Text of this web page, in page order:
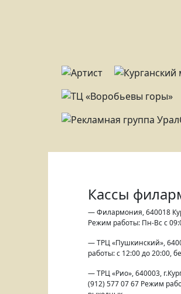
Кассы
— Филармония, 640018
Режим работы: Пн-Вс с
— ТРЦ «Пушкинский»,
работы: с 12:00 до 20:00,
— ТРЦ «Рио», 640003,
(912) 577 07 67 Режим